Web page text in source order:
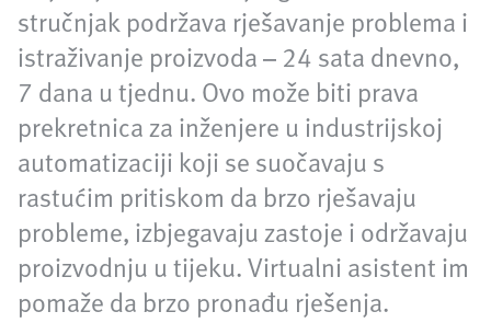
stručnjak podržava rješavanje problema i
istraživanje proizvoda – 24 sata dnevno,
7 dana u tjednu. Ovo može biti prava
prekretnica za inženjere u industrijskoj
automatizaciji koji se suočavaju s
rastućim pritiskom da brzo rješavaju
probleme, izbjegavaju zastoje i održavaju
proizvodnju u tijeku. Virtualni asistent im
pomaže da brzo pronađu rješenja.